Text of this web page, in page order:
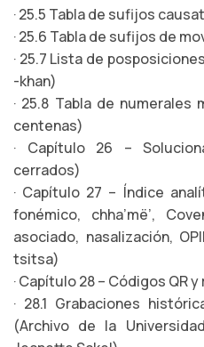
· 25.5 Tabla de sufijos
· 25.6 Tabla de sufijos de
· 25.7 Lista de
-khan)
· 25.8 Tabla de numerales
centenas)
· Capítulo 26 –
cerrados)
· Capítulo 27 – Índice
fonémico, chha’më’,
asociado, nasalización,
tsitsa)
· Capítulo 28 – Códigos QR
· 28.1 Grabaciones
(Archivo de la